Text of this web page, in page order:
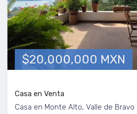
$20,000,000 MXN
Casa en Venta
Casa en Monte Alto, Valle de Bravo